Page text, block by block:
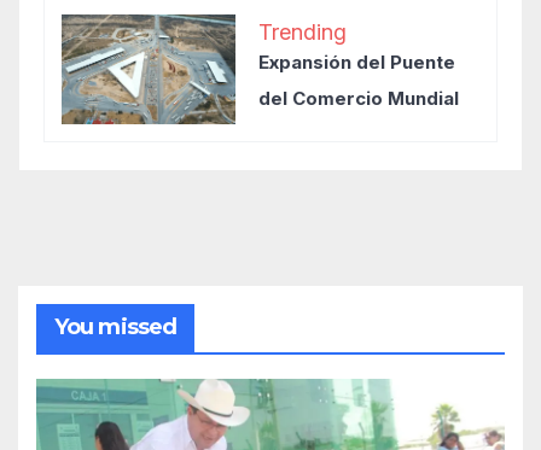
Trending
Expansión del Puente
del Comercio Mundial
You missed